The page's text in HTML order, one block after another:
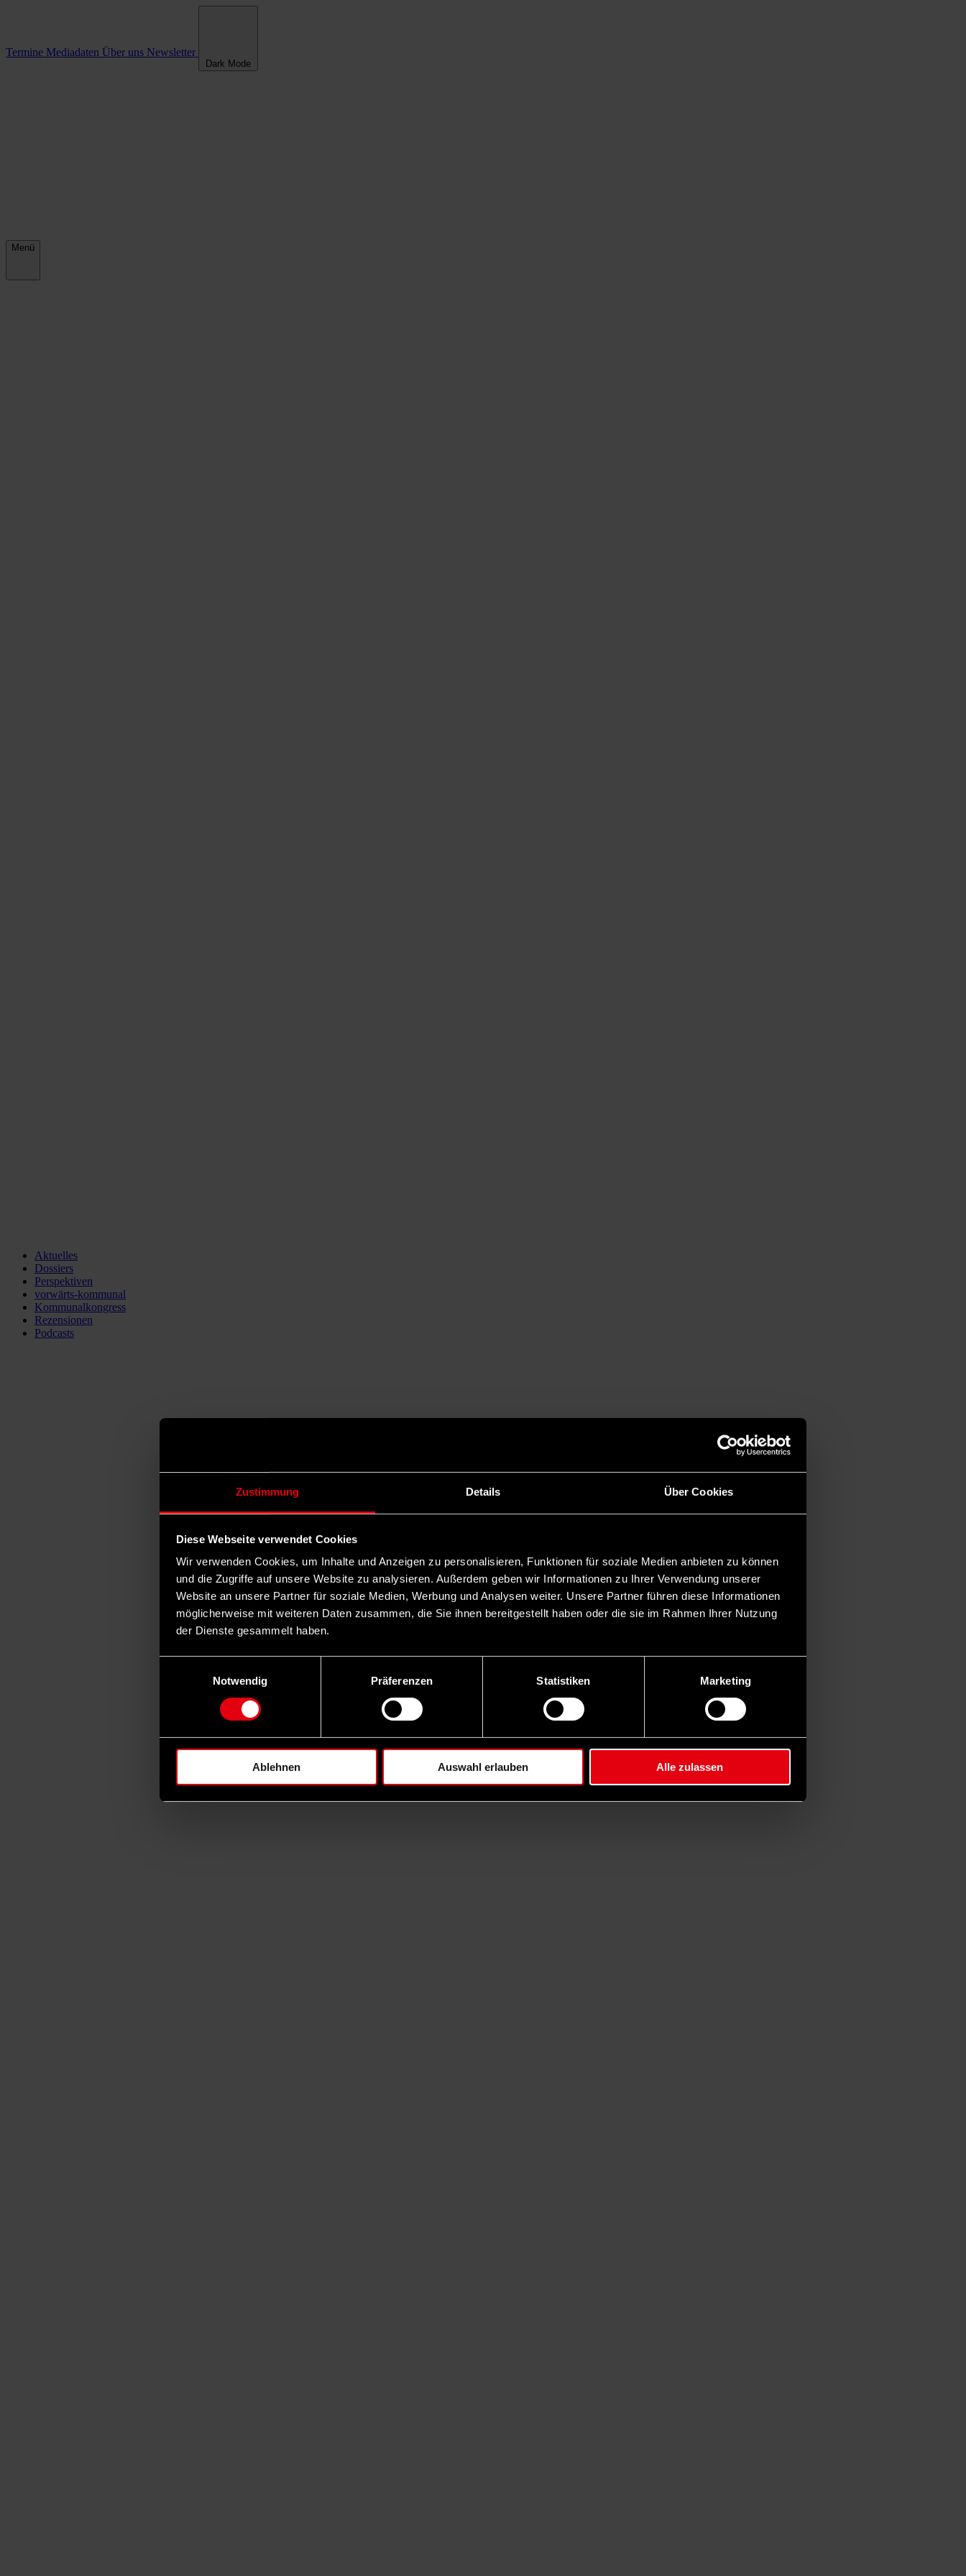
Zustimmung Details Über Cookies
Diese Webseite verwendet Cookies
Wir verwenden Cookies, um Inhalte und Anzeigen zu personalisieren, Funktionen für soziale Medien anbieten zu können
und die Zugriffe auf unsere Website zu analysieren. Außerdem geben wir Informationen zu Ihrer Verwendung unserer
Website an unsere Partner für soziale Medien, Werbung und Analysen weiter. Unsere Partner führen diese Informationen
möglicherweise mit weiteren Daten zusammen, die Sie ihnen bereitgestellt haben oder die sie im Rahmen Ihrer Nutzung
der Dienste gesammelt haben.
Notwendig
Präferenzen Statistiken Marketing
Ablehnen Auswahl erlauben Alle zulassen
Termine Mediadaten Über uns Newsletter
Dark Mode
Menü
Aktuelles
Dossiers
Perspektiven
vorwärts-kommunal
Kommunalkongress
Rezensionen
Podcasts